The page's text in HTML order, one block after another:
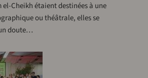
Cheikh étaient destinées à une
ou théâtrale, elles se
doute…